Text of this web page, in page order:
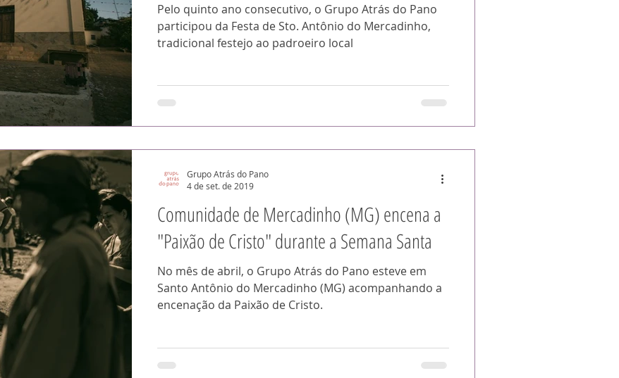
Pelo quinto ano consecutivo, o Grupo Atrás do Pano
participou da Festa de Sto. Antônio do Mercadinho,
tradicional festejo ao padroeiro local
Comunidade de Mercadinho (MG) encena a
"Paixão de Cristo" durante a Semana Santa
No mês de abril, o Grupo Atrás do Pano esteve em
Santo Antônio do Mercadinho (MG) acompanhando a
encenação da Paixão de Cristo.
Grupo Atrás do Pano
4 de set. de 2019